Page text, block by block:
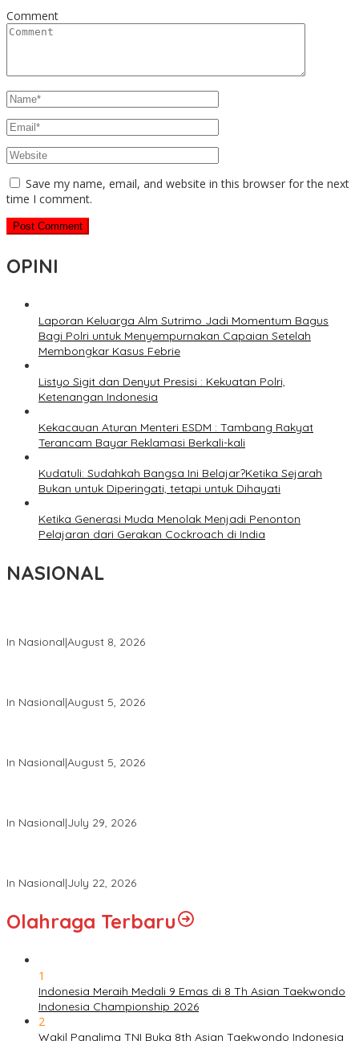
Comment
Save my name, email, and website in this browser for the next
time I comment.
OPINI
Laporan Keluarga Alm Sutrimo Jadi Momentum Bagus
Bagi Polri untuk Menyempurnakan Capaian Setelah
Membongkar Kasus Febrie
Listyo Sigit dan Denyut Presisi : Kekuatan Polri,
Ketenangan Indonesia
Kekacauan Aturan Menteri ESDM : Tambang Rakyat
Terancam Bayar Reklamasi Berkali-kali
Kudatuli: Sudahkah Bangsa Ini Belajar?Ketika Sejarah
Bukan untuk Diperingati, tetapi untuk Dihayati
Ketika Generasi Muda Menolak Menjadi Penonton
Pelajaran dari Gerakan Cockroach di India
NASIONAL
In Nasional|August 8, 2026
In Nasional|August 5, 2026
In Nasional|August 5, 2026
In Nasional|July 29, 2026
In Nasional|July 22, 2026
Olahraga Terbaru
1
Indonesia Meraih Medali 9 Emas di 8 Th Asian Taekwondo
Indonesia Championship 2026
2
Wakil Panglima TNI Buka 8th Asian Taekwondo Indonesia